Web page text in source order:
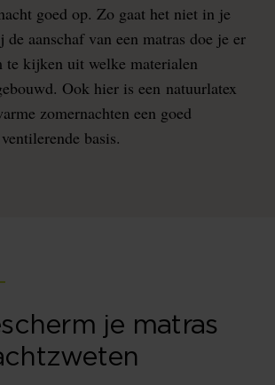
goed op. Zo gaat het niet in je
aanschaf van een matras doe je er
te kijken uit welke materialen
Ook hier is een natuurlatex
zomernachten een goed
basis.
je matras